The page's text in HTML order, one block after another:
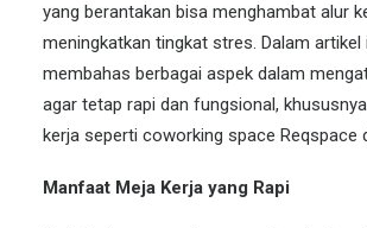
yang berantakan bisa menghambat alur
meningkatkan tingkat stres. Dalam artikel
membahas berbagai aspek dalam
agar tetap rapi dan fungsional,
kerja seperti coworking space Reqspace
Manfaat Meja Kerja yang Rapi